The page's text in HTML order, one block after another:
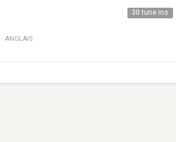
30 tune ins
· ANGLAIS